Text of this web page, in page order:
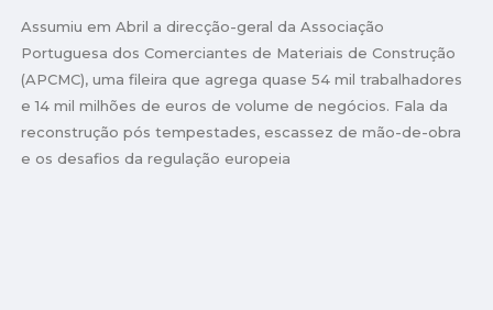
Assumiu em Abril a direcção-geral da Associação
Portuguesa dos Comerciantes de Materiais de Construção
(APCMC), uma fileira que agrega quase 54 mil trabalhadores
e 14 mil milhões de euros de volume de negócios. Fala da
reconstrução pós tempestades, escassez de mão-de-obra
e os desafios da regulação europeia